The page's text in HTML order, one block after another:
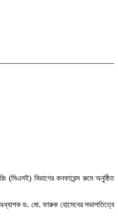
(সিএসই) বিভাগের কনফারেন্স রুমে অনুষ্ঠিত
অধ্যাপক ড. মো. ফারুক হোসেনের সভাপতিত্বে